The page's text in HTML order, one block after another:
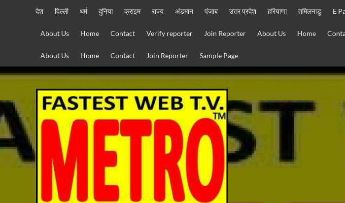
देश दिल्ली धर्म दुनिया क्राइम राज्य अंडमान पंजाब उत्तर प्रदेश हरियाणा तमिलनाडु E
About Us Home Contact Verify reporter Join Reporter About Us Home
About Us Home Contact Join Reporter Sample Page